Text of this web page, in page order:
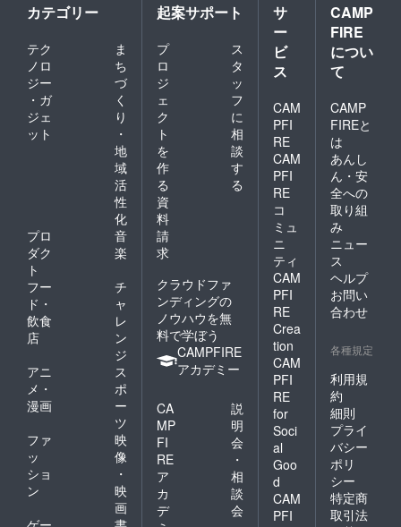
カテゴリー
テク
ノロ
ジー
・ガ
ジェ
ット
ま
ち
づ
く
り
・
地
域
活
性
化
プロ
ダク
ト
音
楽
フー
ド・
飲食
店
チ
ャ
レ
ン
ジ
アニ
メ・
漫画
ス
ポ
ー
ツ
ファ
ッ
ショ
ン
映
像
・
映
画
起案サポート
プ
ロ
ジ
ェ
ク
ト
を
作
る
ス
タ
ッ
フ
に
相
談
す
る
資
料
請
求
クラウドファ
ンディングの
ノウハウを無
料で学ぼう
CAMPFIRE
アカデミー
CA
MP
FI
RE
ア
カ
デ
説
明
会
・
相
談
会
サ
ー
ビ
ス
CAM
PFI
RE
CAM
PFI
RE
コ
ミュ
ニ
ティ
CAM
PFI
RE
Crea
tion
CAM
PFI
RE
for
Soci
al
Goo
d
CAM
PFI
CAMP
FIRE
につい
て
CAMP
FIREと
は
あんし
ん・安
全への
取り組
み
ニュー
ス
ヘルプ
お問い
合わせ
各種規定
利用規
約
細則
プライ
バシー
ポリ
シー
特定商
取引法